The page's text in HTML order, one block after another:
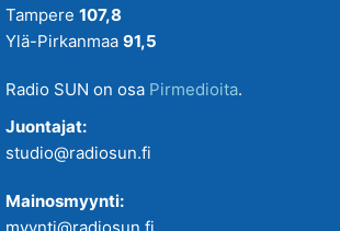
Tampere 107,8
Ylä-Pirkanmaa 91,5
Radio SUN on osa Pirmedioita.
Juontajat:
studio@radiosun.fi
Mainosmyynti: